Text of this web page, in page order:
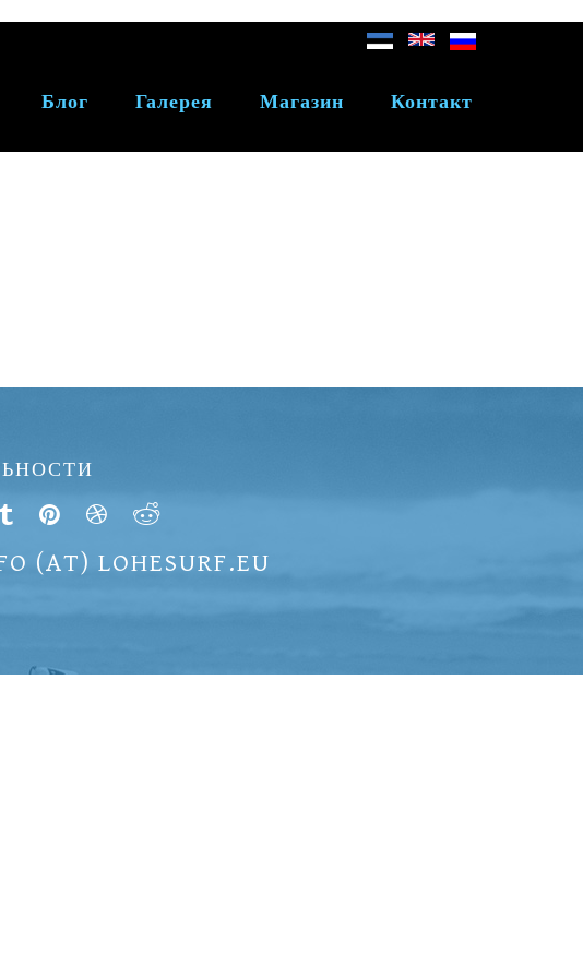
Блог Галерея Магазин Контакт
LOHESURF.EU